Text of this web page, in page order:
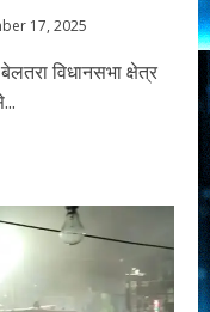
17, 2025
विधानसभा क्षेत्र